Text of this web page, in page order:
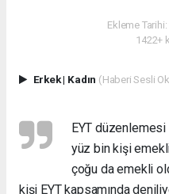
Ekleme
1422+
Erkek| Kadın (Haberi Sesli
EYT
yüz bin kişi
çoğu da emekli
kişi EYT kapsamında